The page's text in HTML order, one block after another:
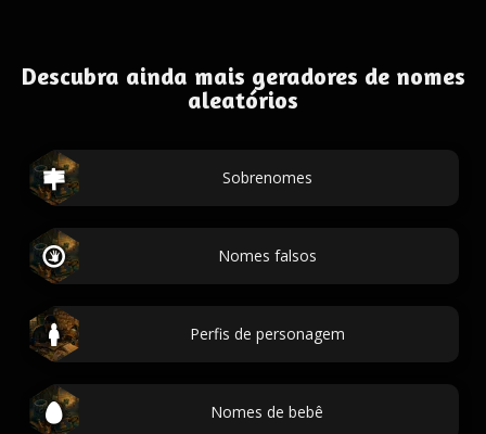
Descubra ainda mais geradores de nomes
aleatórios
Sobrenomes
Nomes falsos
Perfis de personagem
Nomes de bebê